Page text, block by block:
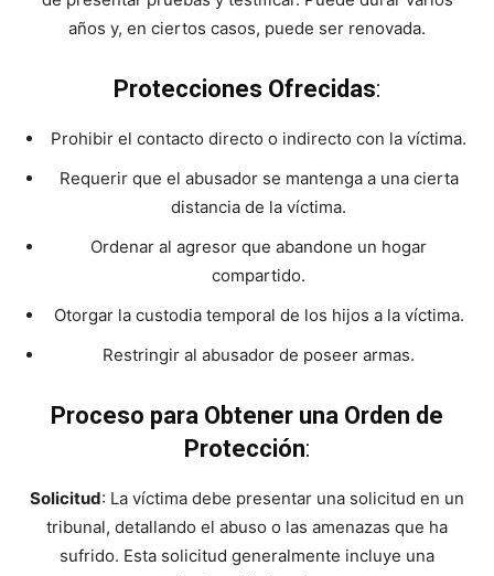
años y, en ciertos casos, puede ser renovada.
Protecciones Ofrecidas:
Prohibir el contacto directo o indirecto con la víctima.
Requerir que el abusador se mantenga a una cierta
distancia de la víctima.
Ordenar al agresor que abandone un hogar
compartido.
Otorgar la custodia temporal de los hijos a la víctima.
Restringir al abusador de poseer armas.
Proceso para Obtener una Orden de
Protección:
Solicitud: La víctima debe presentar una solicitud en un
tribunal, detallando el abuso o las amenazas que ha
sufrido. Esta solicitud generalmente incluye una